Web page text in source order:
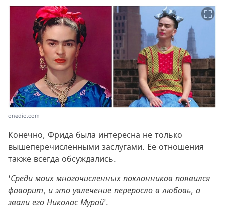
onedio.com
Конечно, Фрида была интересна не только
вышеперечисленными заслугами. Ее отношения
также всегда обсуждались.
'Среди моих многочисленных поклонников появился
фаворит, и это увлечение переросло в любовь, а
звали его Николас Мурай'.